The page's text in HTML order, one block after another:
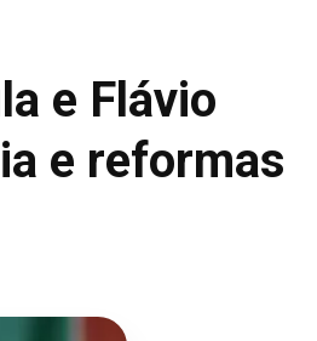
e Flávio
e reformas